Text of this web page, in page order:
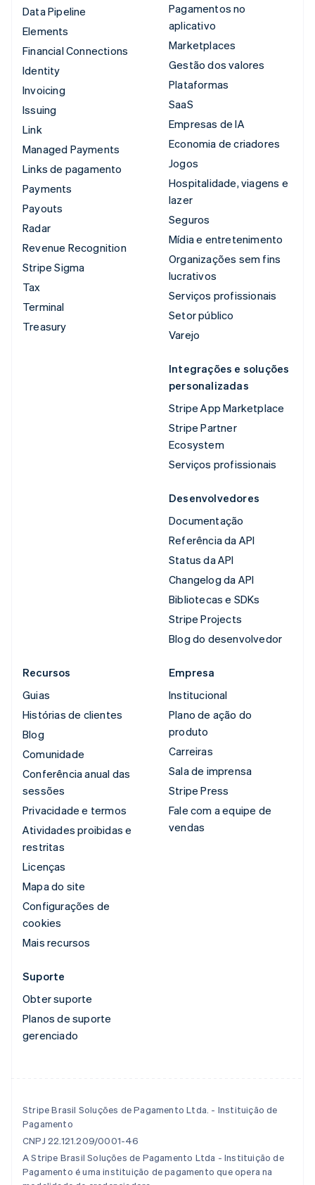
Data Pipeline
Elements
Financial Connections
Identity
Invoicing
Issuing
Link
Managed Payments
Links de pagamento
Payments
Payouts
Radar
Revenue Recognition
Stripe Sigma
Tax
Terminal
Treasury
Pagamentos no
aplicativo
Marketplaces
Gestão dos valores
Plataformas
SaaS
Empresas de IA
Economia de criadores
Jogos
Hospitalidade, viagens e
lazer
Seguros
Mídia e entretenimento
Organizações sem fins
lucrativos
Serviços profissionais
Setor público
Varejo
Integrações e soluções
personalizadas
Stripe App Marketplace
Stripe Partner
Ecosystem
Serviços profissionais
Desenvolvedores
Documentação
Referência da API
Status da API
Changelog da API
Bibliotecas e SDKs
Stripe Projects
Blog do desenvolvedor
Recursos
Guias
Histórias de clientes
Blog
Comunidade
Conferência anual das
sessões
Privacidade e termos
Atividades proibidas e
restritas
Licenças
Mapa do site
Configurações de
cookies
Mais recursos
Empresa
Institucional
Plano de ação do
produto
Carreiras
Sala de imprensa
Stripe Press
Fale com a equipe de
vendas
Suporte
Obter suporte
Planos de suporte
gerenciado
Stripe Brasil Soluções de Pagamento Ltda. - Instituição de
Pagamento
CNPJ 22.121.209/0001-46
A Stripe Brasil Soluções de Pagamento Ltda - Instituição de
Pagamento é uma instituição de pagamento que opera na